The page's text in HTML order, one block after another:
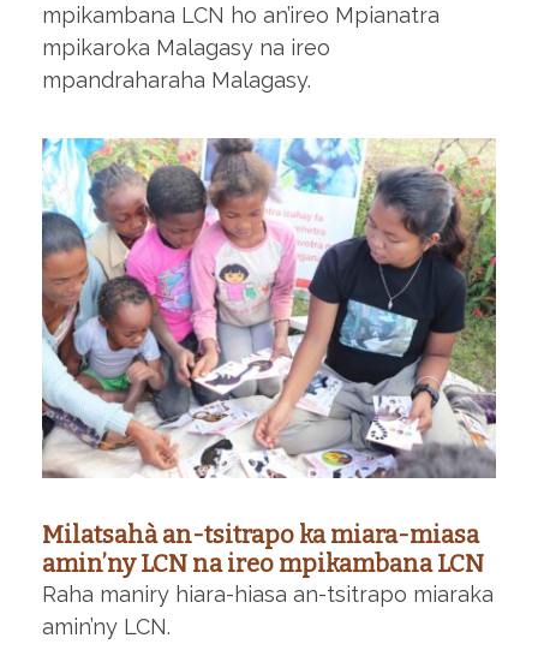
mpikambana LCN ho an’ireo Mpianatra
mpikaroka Malagasy na ireo
mpandraharaha Malagasy.
Milatsahà an-tsitrapo ka miara-miasa
amin’ny LCN na ireo mpikambana LCN
Raha maniry hiara-hiasa an-tsitrapo miaraka
amin’ny LCN.